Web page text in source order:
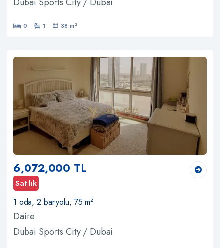
Dubai Sports City / Dubai
0 1 38 m2
6,072,000 TL
Satılık
1 oda, 2 banyolu, 75 m2
Daire
Dubai Sports City / Dubai